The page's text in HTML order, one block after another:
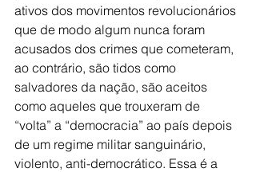
ativos dos movimentos revolucionários
que de modo algum nunca foram
acusados dos crimes que cometeram,
ao contrário, são tidos como
salvadores da nação, são aceitos
como aqueles que trouxeram de
“volta” a “democracia” ao país depois
de um regime militar sanguinário,
violento, anti-democrático. Essa é a